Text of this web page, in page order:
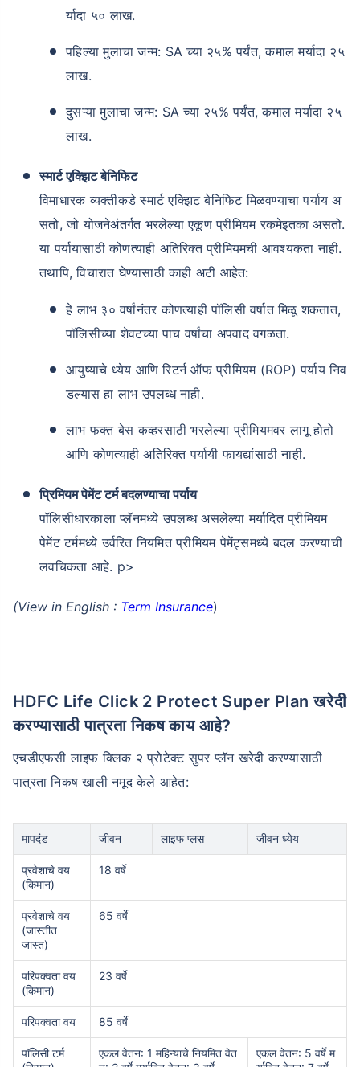
र्यादा ५० लाख.
पहिल्या मुलाचा जन्म: SA च्या २५% पर्यंत, कमाल मर्यादा २५
लाख.
दुसऱ्या मुलाचा जन्म: SA च्या २५% पर्यंत, कमाल मर्यादा २५
लाख.
स्मार्ट एक्झिट बेनिफिट
विमाधारक व्यक्तीकडे स्मार्ट एक्झिट बेनिफिट मिळवण्याचा पर्याय अ
सतो, जो योजनेअंतर्गत भरलेल्या एकूण प्रीमियम रकमेइतका असतो.
या पर्यायासाठी कोणत्याही अतिरिक्त प्रीमियमची आवश्यकता नाही.
तथापि, विचारात घेण्यासाठी काही अटी आहेत:
हे लाभ ३० वर्षांनंतर कोणत्याही पॉलिसी वर्षात मिळू शकतात,
पॉलिसीच्या शेवटच्या पाच वर्षांचा अपवाद वगळता.
आयुष्याचे ध्येय आणि रिटर्न ऑफ प्रीमियम (ROP) पर्याय निव
डल्यास हा लाभ उपलब्ध नाही.
लाभ फक्त बेस कव्हरसाठी भरलेल्या प्रीमियमवर लागू होतो
आणि कोणत्याही अतिरिक्त पर्यायी फायद्यांसाठी नाही.
प्रिमियम पेमेंट टर्म बदलण्याचा पर्याय
पॉलिसीधारकाला प्लॅनमध्ये उपलब्ध असलेल्या मर्यादित प्रीमियम
पेमेंट टर्ममध्ये उर्वरित नियमित प्रीमियम पेमेंट्समध्ये बदल करण्याची
लवचिकता आहे. p>
(View in English : Term Insurance)
HDFC Life Click 2 Protect Super Plan खरेदी
करण्यासाठी पात्रता निकष काय आहे?
एचडीएफसी लाइफ क्लिक २ प्रोटेक्ट सुपर प्लॅन खरेदी करण्यासाठी
पात्रता निकष खाली नमूद केले आहेत:
मापदंड जीवन लाइफ प्लस जीवन ध्येय
प्रवेशाचे वय
(किमान)
18 वर्षे
प्रवेशाचे वय
(जास्तीत
जास्त)
65 वर्षे
परिपक्वता वय
(किमान)
23 वर्षे
परिपक्वता वय 85 वर्षे
पॉलिसी टर्म
एकल वेतन: 1 महिन्याचे नियमित वेत
एकल वेतन: 5 वर्षे म